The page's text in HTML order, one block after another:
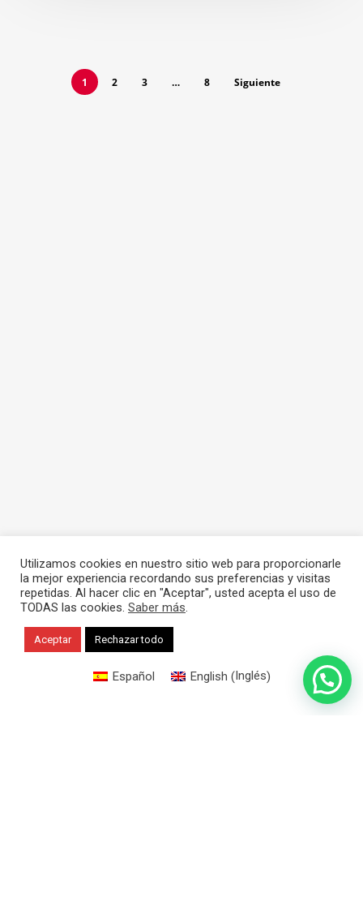
1 2 3 … 8 Siguiente
Utilizamos cookies en nuestro sitio web para proporcionarle
la mejor experiencia recordando sus preferencias y visitas
repetidas. Al hacer clic en "Aceptar", usted acepta el uso de
TODAS las cookies. Saber más.
Aceptar
Rechazar todo
¡Hola! ¿Cómo puedo ayudarte?
Español English (Inglés)